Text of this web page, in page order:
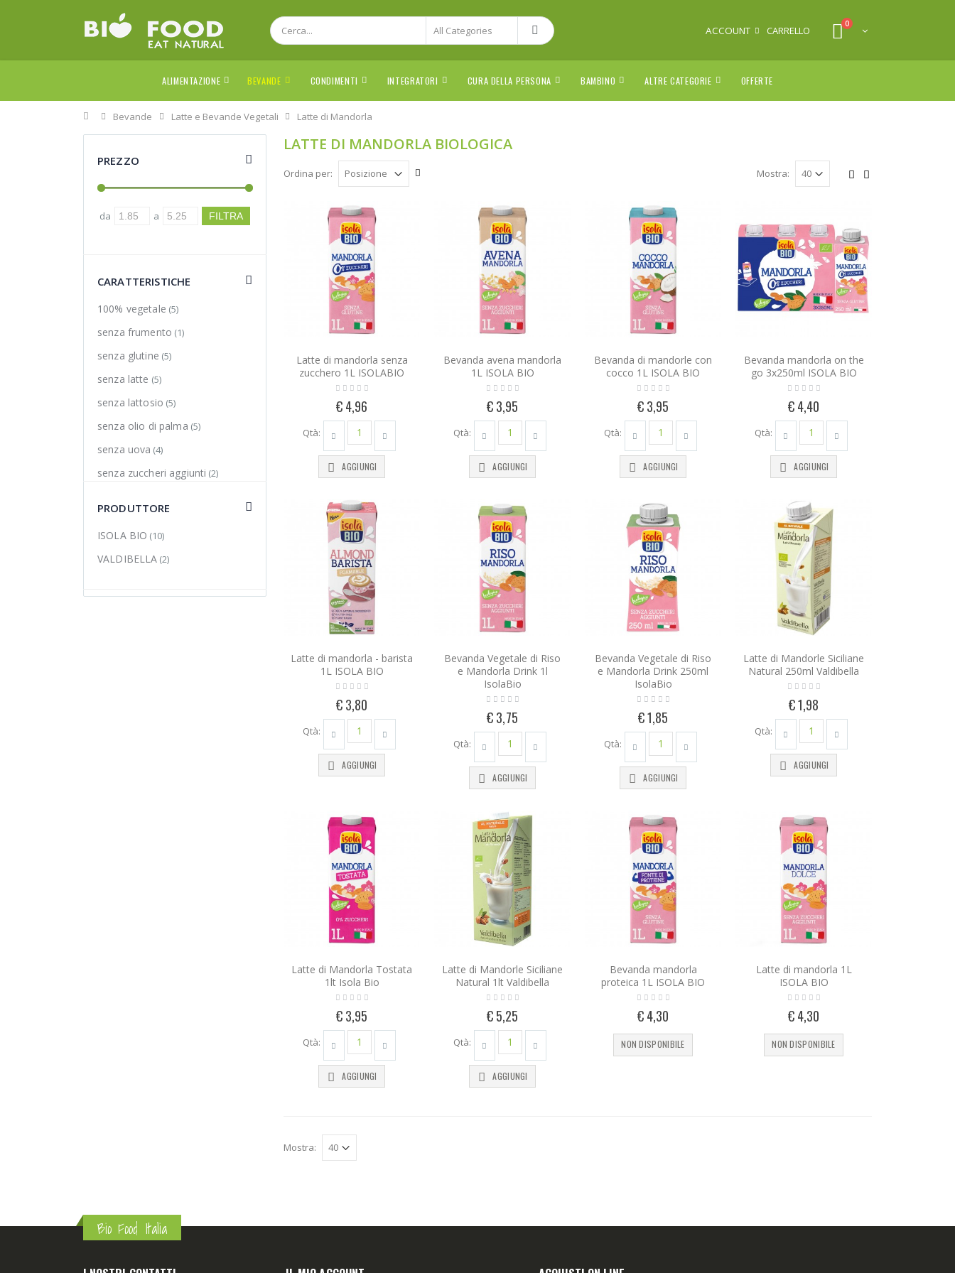
ACCOUNT CARRELLO
0
ALIMENTAZIONE BEVANDE CONDIMENTI INTEGRATORI CURA DELLA PERSONA BAMBINO ALTRE CATEGORIE OFFERTE
Home
Bevande Latte e Bevande Vegetali Latte di Mandorla
LATTE DI MANDORLA BIOLOGICA
Ordina per: Mostra:
Latte di mandorla senza
zucchero 1L ISOLABIO
€ 4,96
Qtà:
AGGIUNGI
Bevanda avena mandorla
1L ISOLA BIO
€ 3,95
Qtà:
AGGIUNGI
Bevanda di mandorle con
cocco 1L ISOLA BIO
€ 3,95
Qtà:
AGGIUNGI
Bevanda mandorla on the
go 3x250ml ISOLA BIO
€ 4,40
Qtà:
AGGIUNGI
Latte di mandorla - barista
1L ISOLA BIO
€ 3,80
Qtà:
AGGIUNGI
Bevanda Vegetale di Riso
e Mandorla Drink 1l
IsolaBio
€ 3,75
Qtà:
AGGIUNGI
Bevanda Vegetale di Riso
e Mandorla Drink 250ml
IsolaBio
€ 1,85
Qtà:
AGGIUNGI
Latte di Mandorle Siciliane
Natural 250ml Valdibella
€ 1,98
Qtà:
AGGIUNGI
Latte di Mandorla Tostata
1lt Isola Bio
€ 3,95
Qtà:
AGGIUNGI
Latte di Mandorle Siciliane
Natural 1lt Valdibella
€ 5,25
Qtà:
AGGIUNGI
Bevanda mandorla
proteica 1L ISOLA BIO
€ 4,30
NON DISPONIBILE
Latte di mandorla 1L
ISOLA BIO
€ 4,30
NON DISPONIBILE
Mostra:
PREZZO
da a
CARATTERISTICHE
100% vegetale (5)
senza frumento (1)
senza glutine (5)
senza latte (5)
senza lattosio (5)
senza olio di palma (5)
senza uova (4)
senza zuccheri aggiunti (2)
PRODUTTORE
ISOLA BIO (10)
VALDIBELLA (2)
Bio Food Italia